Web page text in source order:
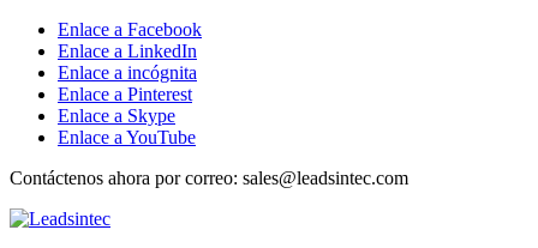
Enlace a Facebook
Enlace a LinkedIn
Enlace a incógnita
Enlace a Pinterest
Enlace a Skype
Enlace a YouTube
Contáctenos ahora por correo: sales@leadsintec.com